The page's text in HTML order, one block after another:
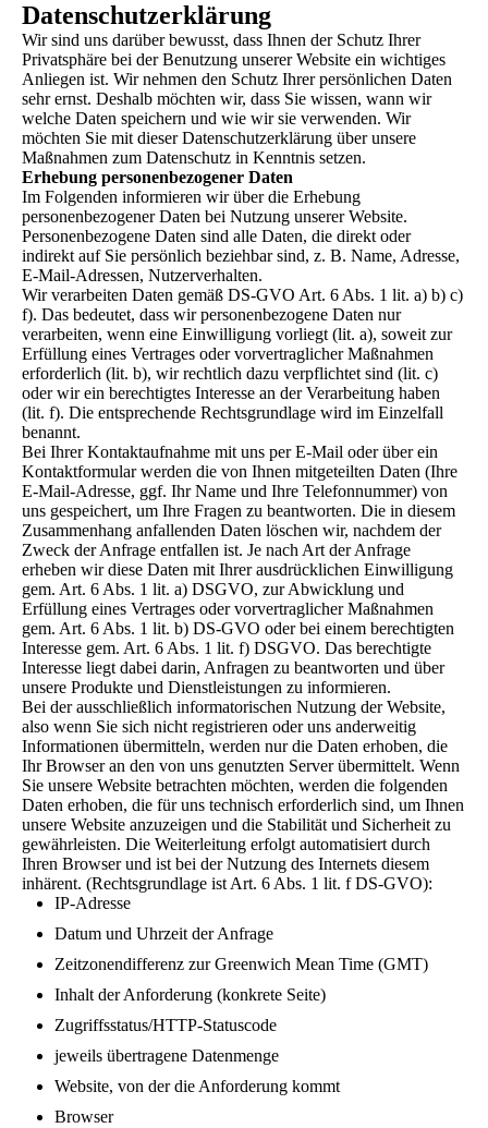
Datenschutz­erklärung
Wir sind uns darüber bewusst, dass Ihnen der Schutz Ihrer
Privatsphäre bei der Benutzung unserer Website ein wichtiges
Anliegen ist. Wir nehmen den Schutz Ihrer persönlichen Daten
sehr ernst. Deshalb möchten wir, dass Sie wissen, wann wir
welche Daten speichern und wie wir sie verwenden. Wir
möchten Sie mit dieser Datenschutzerklärung über unsere
Maßnahmen zum Datenschutz in Kenntnis setzen.
Erhebung personenbezogener Daten
Im Folgenden informieren wir über die Erhebung
personenbezogener Daten bei Nutzung unserer Website.
Personenbezogene Daten sind alle Daten, die direkt oder
indirekt auf Sie persönlich beziehbar sind, z. B. Name, Adresse,
E-Mail-Adressen, Nutzerverhalten.
Wir verarbeiten Daten gemäß DS-GVO Art. 6 Abs. 1 lit. a) b) c)
f). Das bedeutet, dass wir personenbezogene Daten nur
verarbeiten, wenn eine Einwilligung vorliegt (lit. a), soweit zur
Erfüllung eines Vertrages oder vorvertraglicher Maßnahmen
erforderlich (lit. b), wir rechtlich dazu verpflichtet sind (lit. c)
oder wir ein berechtigtes Interesse an der Verarbeitung haben
(lit. f). Die entsprechende Rechtsgrundlage wird im Einzelfall
benannt.
Bei Ihrer Kontaktaufnahme mit uns per E-Mail oder über ein
Kontaktformular werden die von Ihnen mitgeteilten Daten (Ihre
E-Mail-Adresse, ggf. Ihr Name und Ihre Telefonnummer) von
uns gespeichert, um Ihre Fragen zu beantworten. Die in diesem
Zusammenhang anfallenden Daten löschen wir, nachdem der
Zweck der Anfrage entfallen ist. Je nach Art der Anfrage
erheben wir diese Daten mit Ihrer ausdrücklichen Einwilligung
gem. Art. 6 Abs. 1 lit. a) DSGVO, zur Abwicklung und
Erfüllung eines Vertrages oder vorvertraglicher Maßnahmen
gem. Art. 6 Abs. 1 lit. b) DS-GVO oder bei einem berechtigten
Interesse gem. Art. 6 Abs. 1 lit. f) DSGVO. Das berechtigte
Interesse liegt dabei darin, Anfragen zu beantworten und über
unsere Produkte und Dienstleistungen zu informieren.
Bei der ausschließlich informatorischen Nutzung der Website,
also wenn Sie sich nicht registrieren oder uns anderweitig
Informationen übermitteln, werden nur die Daten erhoben, die
Ihr Browser an den von uns genutzten Server übermittelt. Wenn
Sie unsere Website betrachten möchten, werden die folgenden
Daten erhoben, die für uns technisch erforderlich sind, um Ihnen
unsere Website anzuzeigen und die Stabilität und Sicherheit zu
gewährleisten. Die Weiterleitung erfolgt automatisiert durch
Ihren Browser und ist bei der Nutzung des Internets diesem
inhärent. (Rechtsgrundlage ist Art. 6 Abs. 1 lit. f DS-GVO):
IP-Adresse
Datum und Uhrzeit der Anfrage
Zeitzonendifferenz zur Greenwich Mean Time (GMT)
Inhalt der Anforderung (konkrete Seite)
Zugriffsstatus/HTTP-Statuscode
jeweils übertragene Datenmenge
Website, von der die Anforderung kommt
Browser